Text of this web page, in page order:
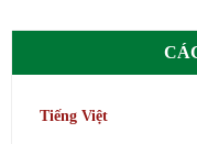
Tiếng Việt